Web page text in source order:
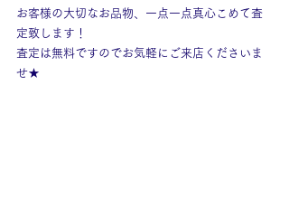
お客様の大切なお品物、一点一点真心こめて査
定致します！
査定は無料ですのでお気軽にご来店くださいま
せ★